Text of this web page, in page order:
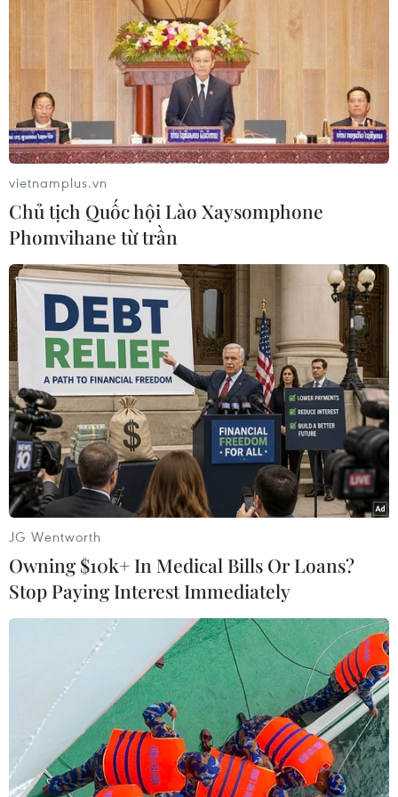
TIN LIÊN QUAN
Chính phủ Anh chuẩn bị cho việc rời khỏi
EU theo kế hoạch
18/08/2019 15:04
Bộ trưởng Barclay đã ký ban hành sắc lệnh bãi bỏ Đạo
luật Cộng đồng châu Âu 1972, bộ luật có vai trò nền
móng đối với tư cách thành viên EU mà theo đó nước
Anh phải tuân thủ 12.000 quy định của EU.
vietnamplus.vn
Chủ tịch Quốc hội Lào Xaysomphone
Phomvihane từ trần
JG Wentworth
Owning $10k+ In Medical Bills Or Loans?
Stop Paying Interest Immediately